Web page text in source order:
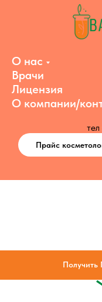
О нас
Врачи
Лицензия
О компании/
Прайс